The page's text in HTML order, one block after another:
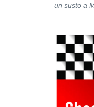
un susto a